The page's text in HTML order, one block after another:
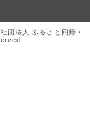
団法人 ふるさと回帰・